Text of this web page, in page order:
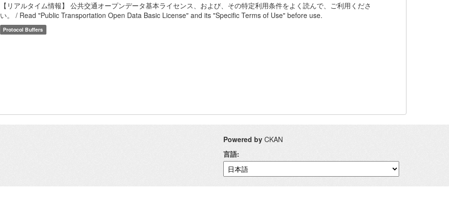
【リアルタイム情報】 公共交通オープンデータ基本ライセンス、および、その特定利用条件をよく読んで、ご利用くださ
い。 / Read "Public Transportation Open Data Basic License" and its "Specific Terms of Use" before use.
Protocol Buffers
Powered by CKAN
言語